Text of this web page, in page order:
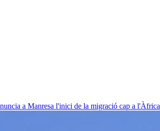
a Manresa l'inici de la migració cap a l'Àfrica